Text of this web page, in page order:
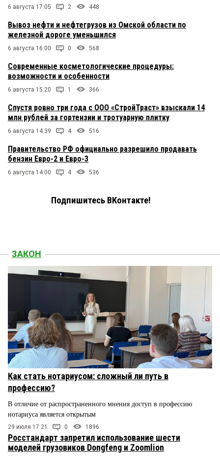
6 августа 17:05 2 448
Вывоз нефти и нефтегрузов из Омской области по
железной дороге уменьшился
6 августа 16:00 0 568
Современные косметологические процедуры:
возможности и особенности
6 августа 15:20 1 366
Спустя ровно три года с ООО «СтройТраст» взыскали 14
млн рублей за гортензии и тротуарную плитку
6 августа 14:39 4 516
Правительство РФ официально разрешило продавать
бензин Евро-2 и Евро-3
6 августа 14:00 4 536
Подпишитесь ВКонтакте!
ЗАКОН
Как стать нотариусом: сложный ли путь в
профессию?
В отличие от распространенного мнения доступ в профессию
нотариуса является открытым
29 июля 17:21 0 1896
Росстандарт запретил использование шести
моделей грузовиков Dongfeng и Zoomlion